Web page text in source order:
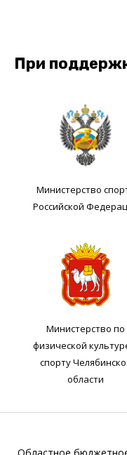
При
Министерство
Российской
Министерство по
физической
спорту
области